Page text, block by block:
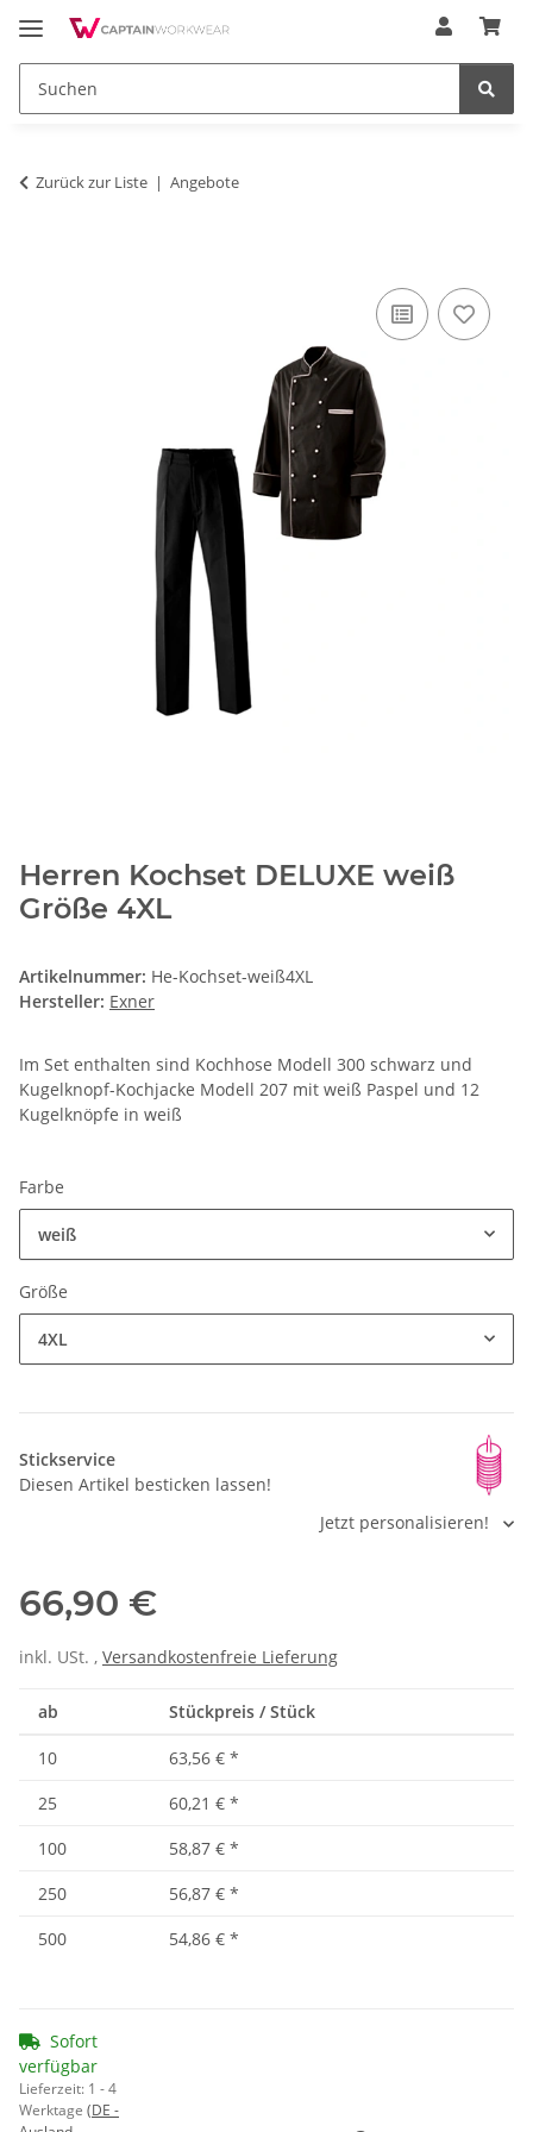
Zurück zur Liste Angebote
Herren Kochset DELUXE weiß
Größe 4XL
Artikelnummer: He-Kochset-weiß4XL
Hersteller: Exner
Im Set enthalten sind Kochhose Modell 300 schwarz und
Kugelknopf-Kochjacke Modell 207 mit weiß Paspel und 12
Kugelknöpfe in weiß
Farbe
weiß
Größe
4XL
Stickservice
Diesen Artikel besticken lassen!
Jetzt personalisieren!
66,90 €
inkl. USt. , Versandkostenfreie Lieferung
ab Stückpreis / Stück
10 63,56 € *
25
60,21 € *
100
58,87 € *
250
56,87 € *
500
54,86 € *
Sofort
verfügbar
Lieferzeit: 1 - 4
Werktage (DE -